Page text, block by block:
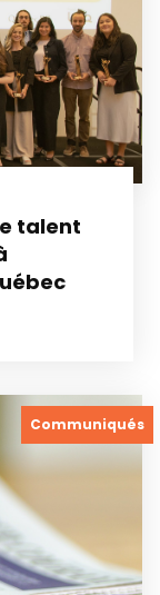
talent
Communiqués